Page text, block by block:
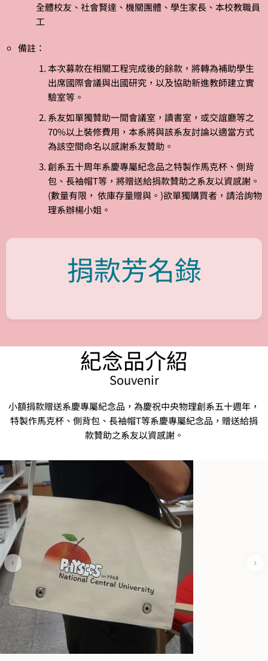
全體校友、社會賢達、機關團體、學生家長、本校教職員
工
備註：
本次募款在相關工程完成後的餘款，將轉為補助學生
出席國際會議與出國研究，以及協助新進教師建立實
驗室等。
系友如單獨贊助一間會議室，讀書室，或交誼廳等之
70%以上裝修費用，本系將與該系友討論以適當方式
為該空間命名以感謝系友贊助。
創系五十周年系慶專屬紀念品之特製作馬克杯、側背
包、長袖帽T等，將贈送給捐款贊助之系友以資感謝。
(數量有限， 依庫存量贈與。)欲單獨購買者，請洽詢物
理系辦楊小姐。
捐款芳名錄
紀念品介紹
Souvenir
小額捐款贈送系慶專屬紀念品，為慶祝中央物理創系五十週年，
特製作馬克杯、側背包、長袖帽T等系慶專屬紀念品，贈送給捐
款贊助之系友以資感謝。